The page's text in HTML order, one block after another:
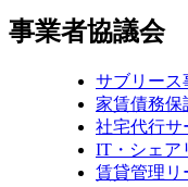
事業者協議会
サブリース
家賃債務保
社宅代行サ
IT・シェア
賃貸管理リ